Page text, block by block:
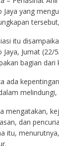
Jaya yang
itu
Jaya, Jumat (22/
bagian
ada
mengatakan,
dan
itu,